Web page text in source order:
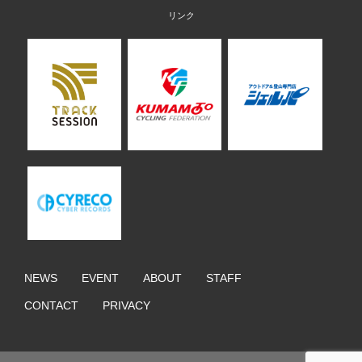
NEWS EVENT ABOUT STAFF
CONTACT PRIVACY